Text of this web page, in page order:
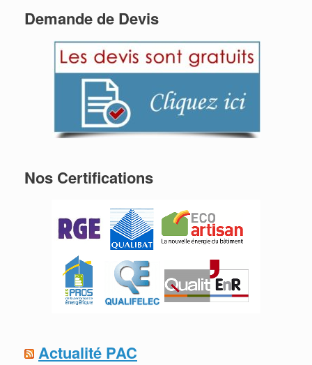
Demande de Devis
Nos Certifications
Actualité PAC